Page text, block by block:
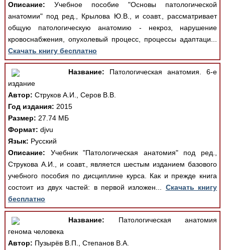
Описание: Учебное пособие "Основы патологической
анатомии" под ред., Крылова Ю.В., и соавт., рассматривает
общую патологическую анатомию - некроз, нарушение
кровоснабжения, опухолевый процесс, процессы адаптаци...
Скачать книгу бесплатно
Название: Патологическая анатомия. 6-е
издание
Автор: Струков А.И., Серов В.В.
Год издания: 2015
Размер: 27.74 МБ
Формат: djvu
Язык: Русский
Описание: Учебник "Патологическая анатомия" под ред.,
Струкова А.И., и соавт., является шестым изданием базового
учебного пособия по дисциплине курса. Как и прежде книга
состоит из двух частей: в первой изложен... Скачать книгу
бесплатно
Название: Патологическая анатомия
генома человека
Автор: Пузырёв В.П., Степанов В.А.